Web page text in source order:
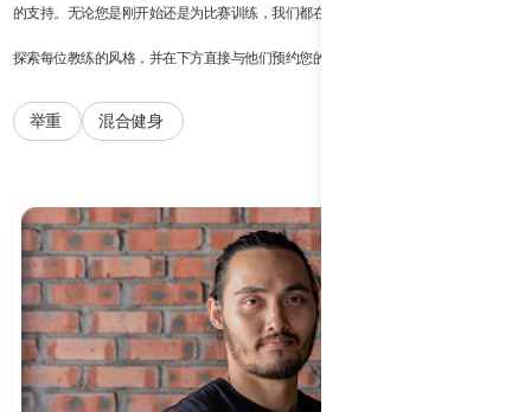
的支持。无论您是刚开始还是为比赛训练，我们都在这里帮助各个水平的学员。
探索每位教练的风格，并在下方直接与他们预约您的首次免费课程。
举重 混合健身